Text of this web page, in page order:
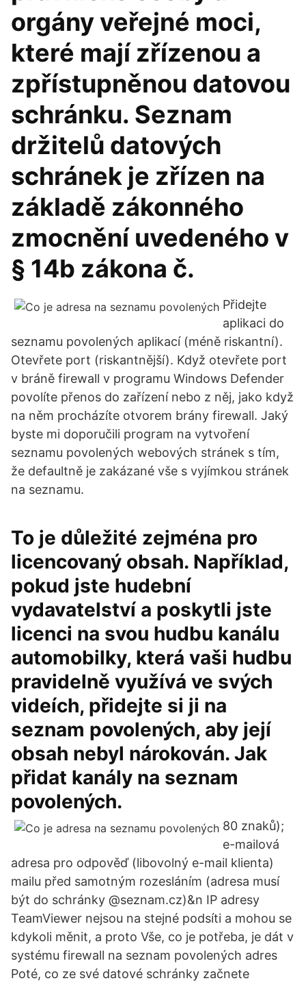
orgány veřejné moci,
které mají zřízenou a
zpřístupněnou datovou
schránku. Seznam
držitelů datových
schránek je zřízen na
základě zákonného
zmocnění uvedeného v
§ 14b zákona č.
Přidejte
aplikaci do
seznamu povolených aplikací (méně riskantní).
Otevřete port (riskantnější). Když otevřete port
v bráně firewall v programu Windows Defender
povolíte přenos do zařízení nebo z něj, jako když
na něm procházíte otvorem brány firewall. Jaký
byste mi doporučili program na vytvoření
seznamu povolených webových stránek s tím,
že defaultně je zakázané vše s vyjímkou stránek
na seznamu.
To je důležité zejména pro
licencovaný obsah. Například,
pokud jste hudební
vydavatelství a poskytli jste
licenci na svou hudbu kanálu
automobilky, která vaši hudbu
pravidelně využívá ve svých
videích, přidejte si ji na
seznam povolených, aby její
obsah nebyl nárokován. Jak
přidat kanály na seznam
povolených.
80 znaků);
e-mailová
adresa pro odpověď (libovolný e-mail klienta)
mailu před samotným rozesláním (adresa musí
být do schránky @seznam.cz)&n IP adresy
TeamViewer nejsou na stejné podsíti a mohou se
kdykoli měnit, a proto Vše, co je potřeba, je dát v
systému firewall na seznam povolených adres
Poté, co ze své datové schránky začnete